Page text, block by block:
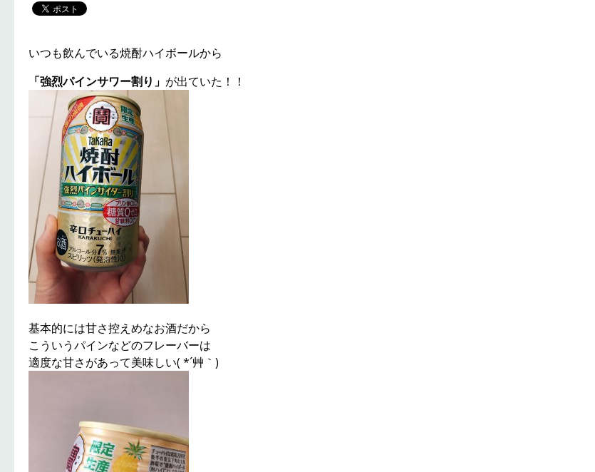
いつも飲んでいる焼酎ハイボールから
「強烈パインサワー割り」 が出ていた！！
基本的には甘さ控えめなお酒だから
こういうパインなどのフレーバーは
適度な甘さがあって美味しい( *´艸｀)